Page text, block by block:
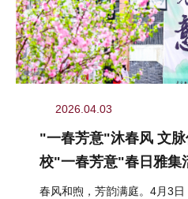
2026.04.03
"一春芳意"沐春风 文
校"一春芳意"春日雅集
春风和煦，芳韵满庭。4月3